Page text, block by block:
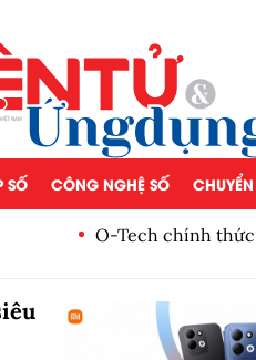
SỐ CÔNG NGHỆ SỐ
O-Tech chính thức